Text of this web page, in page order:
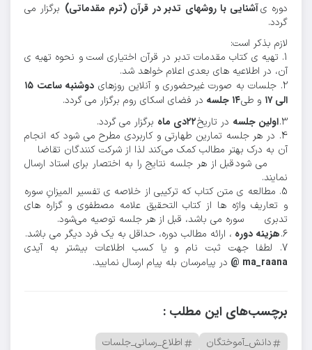
دوره یآشنایی با روشهای تدبر در قرآن (ترم مقدماتی) برگزار می
گردد.
لازم بذکر است:
1. تهیه ی کتاب مقدمات تدبر در قرآن اختیاری است و نحوه تهیه ی
آن، در اطلاعیه های بعدی اعلام خواهد شد.
2. جلسات به صورت غیرحضوری و آنلاین روزهای
دوشنبه ساعت ۱۵
الی ۱۷
و طی۱۴ جلسه
در فضای اسکای روم برگزار می گردد.
3. اولین جلسه در تاریخ۲۲دی ماه
برگزار می گردد.
4. در هر جلسه تمارین طهارتی و کاربردی مطرح می شود که انجام
آن به درک بهتر مطالب کمک می‌کند لذا از شرکت کنندگان تقاضا
می شود قبل از هر جلسه نتایج را به اختصار برای استاد ارسال
نمایند.
5. مطالعه ی متن کتاب که ترکیبی از خلاصه ی تفسیر المیزانِ سوره
و تعاریف واژه ها از کتاب التحقیق علامه مصطفوی و گزاره های
تدبری سوره می باشد، قبل از هر جلسه توصیه می‌شود.
6. هزینه دوره ، ارائه مطالب دوره، حداقل به یک فرد دیگر می باشد.
7. لطفا جهت ثبت نام و یا کسب اطلاعات بیشتر به آیدی
ma_raana @ در پیامرسان بله پیام ارسال نمایید.
برچسب‌های این مطلب :
دانش_آموختگان اطلاع_رسانی_جلسات